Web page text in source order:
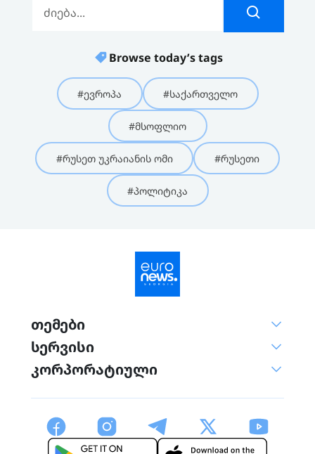
Browse today’s tags
#ევროპა #საქართველო
#მსოფლიო
#რუსეთ უკრაიანის ომი #რუსეთი
#პოლიტიკა
თემები
სერვისი
კორპორატიული